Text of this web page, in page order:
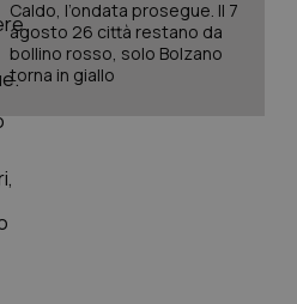
Caldo, l’ondata prosegue. Il 7
agosto 26 città restano da
bollino rosso, solo Bolzano
torna in giallo